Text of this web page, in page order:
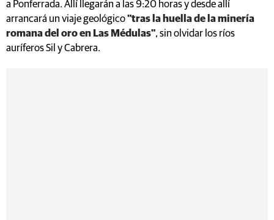
a Ponferrada. Allí llegarán a las 9:20 horas y desde allí
arrancará un viaje geológico"tras la huella de la minería
romana del oro en Las Médulas", sin olvidar los ríos
auríferos Sil y Cabrera.